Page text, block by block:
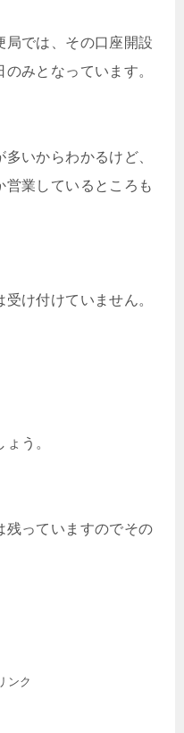
局では、その口座開設
みとなっています。
いからわかるけど、
業しているところも
け付けていません。
う。
残っていますのでその
ンク